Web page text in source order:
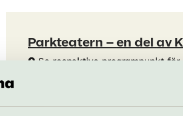
Parkteatern – en del av
Se respektive programpunkt för